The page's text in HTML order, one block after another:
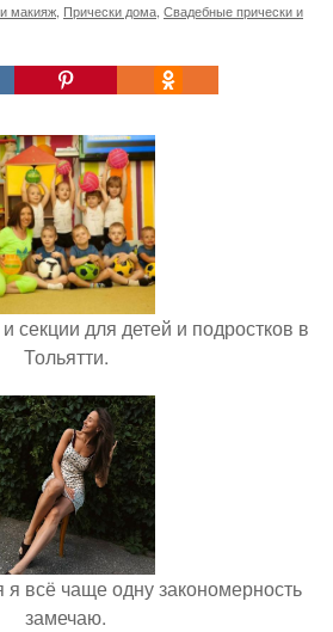
макияж Прически дома Свадебные прически и
секции для детей и подростков в
Тольятти.
всё чаще одну закономерность
замечаю.